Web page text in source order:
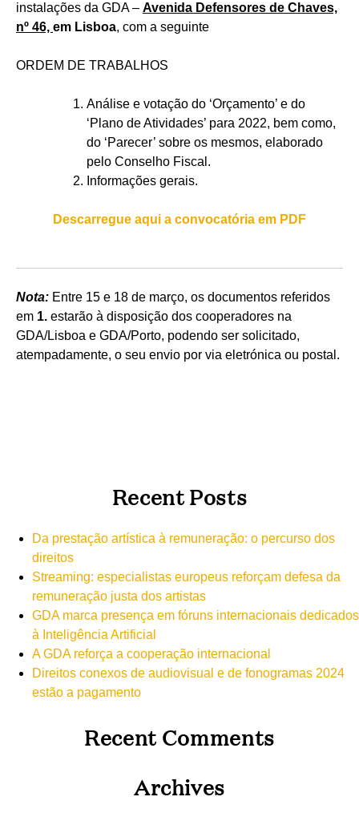
instalações da GDA – Avenida Defensores de Chaves,
nº 46, em Lisboa, com a seguinte
ORDEM DE TRABALHOS
Análise e votação do ‘Orçamento’ e do
‘Plano de Atividades’ para 2022, bem como,
do ‘Parecer’ sobre os mesmos, elaborado
pelo Conselho Fiscal.
Informações gerais.
Descarregue aqui a convocatória em PDF
Nota: Entre 15 e 18 de março, os documentos referidos
em 1. estarão à disposição dos cooperadores na
GDA/Lisboa e GDA/Porto, podendo ser solicitado,
atempadamente, o seu envio por via eletrónica ou postal.
Recent Posts
Da prestação artística à remuneração: o percurso dos
direitos
Streaming: especialistas europeus reforçam defesa da
remuneração justa dos artistas
GDA marca presença em fóruns internacionais dedicados
à Inteligência Artificial
A GDA reforça a cooperação internacional
Direitos conexos de audiovisual e de fonogramas 2024
estão a pagamento
Recent Comments
Archives